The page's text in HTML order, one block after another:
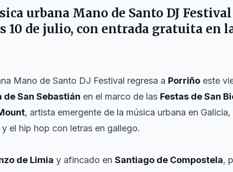
urbana Mano de Santo DJ
10 de julio, con entrada gratuita en
Mano de Santo DJ Festival regresa a Porriño este
de San Sebastián en el marco de las Festas de San
, artista emergente de la música urbana en
el hip hop con letras en gallego.
de Limia y afincado en Santiago de Compostela,